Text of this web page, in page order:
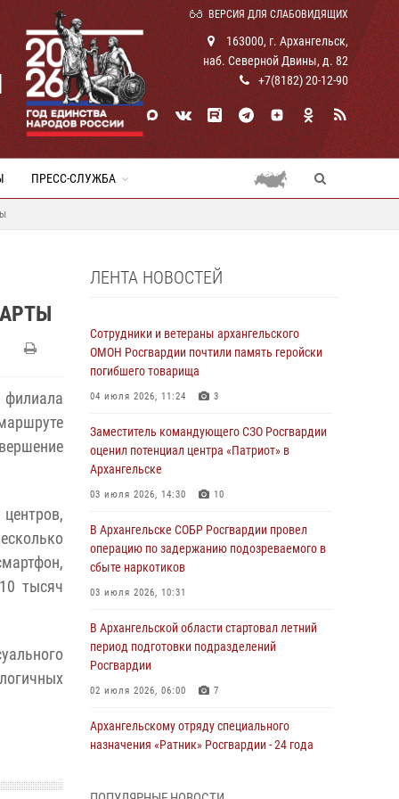
ВЕРСИЯ ДЛЯ СЛАБОВИДЯЩИХ
163000, г. Архангельск,
наб. Северной Двины, д. 82
+7(8182) 20-12-90
ПРЕСС-СЛУЖБА
тысяч
ЛЕНТА НОВОСТЕЙ
Сотрудники и ветераны архангельского
ОМОН Росгвардии почтили память геройски
погибшего товарища
04 июля 2026, 11:24 3
Заместитель командующего СЗО Росгвардии
оценил потенциал центра «Патриот» в
Архангельске
03 июля 2026, 14:30 10
В Архангельске СОБР Росгвардии провел
операцию по задержанию подозреваемого в
сбыте наркотиков
03 июля 2026, 10:31
В Архангельской области стартовал летний
период подготовки подразделений
Росгвардии
02 июля 2026, 06:00 7
Архангельскому отряду специального
назначения «Ратник» Росгвардии - 24 года